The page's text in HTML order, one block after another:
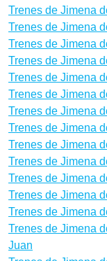
Trenes de Jimena
Trenes de Jimena
Trenes de Jimena
Trenes de Jimena
Trenes de Jimena
Trenes de Jimena
Trenes de Jimena
Trenes de Jimena
Trenes de Jimena
Trenes de Jimena
Trenes de Jimena
Trenes de Jimena
Trenes de Jimena
Trenes de Jimena
Juan